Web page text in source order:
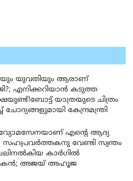
യുവതിയും ആരാണ്
എനിക്കറിയാൻ കടുത്ത
യാത്രയുടെ ചിത്രം
ചോദ്യങ്ങളുമായി കേന്ദ്രമന്ത്രി
വ്യോമസേനയാണ് എന്റെ ആദ്യ
സഹപ്രവർത്തകനു വേണ്ടി സ്വന്തം
കാർഗിൽ
അജയ് അഹൂജ